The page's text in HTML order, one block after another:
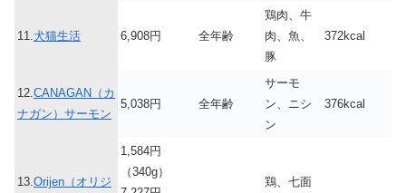
11.犬猫生活 6,908円 全年齢
鶏肉、牛
肉、魚、
豚
372kcal
12.CANAGAN（カ
ナガン）サーモン
5,038円 全年齢
サーモ
ン、ニシ
ン
376kcal
13.Orijen（オリジ
1,584円
（340g）
鶏、七面